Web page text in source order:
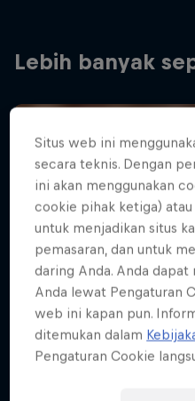
Lebih banyak
Situs web ini
secara teknis. Dengan
ini akan menggunakan
cookie pihak ketiga)
untuk menjadikan situs
pemasaran, dan untuk
daring Anda. Anda
Anda lewat Pengaturan
web ini kapan pun.
ditemukan dalam
Pengaturan Cookie